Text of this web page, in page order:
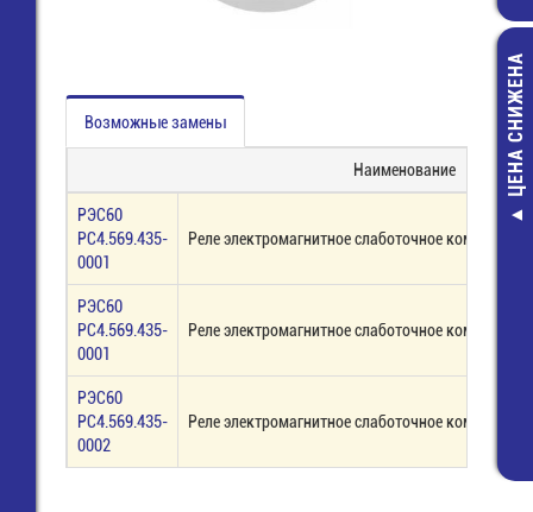
67,00 руб.
ЦЕНА СНИЖЕНА
Возможные замены
Наименование
РЭС60
РС4.569.435-
0001
Реле электромагнитное слаботочное
РЭС60
РС4.569.435-
0001
Реле электромагнитное слаботочное
РЭС60
РС4.569.435-
0002
Реле электромагнитное слаботочное